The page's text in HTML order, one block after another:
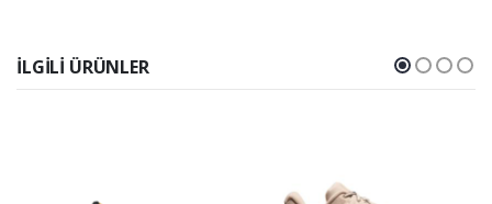
İLGILI ÜRÜNLER